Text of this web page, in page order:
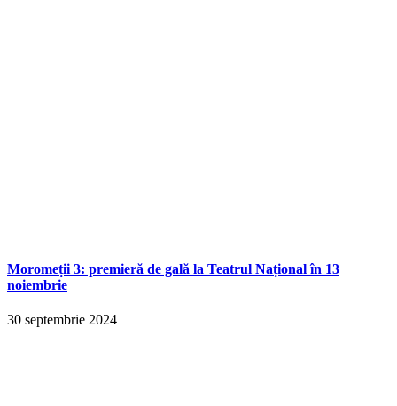
Moromeții 3: premieră de gală la Teatrul Național în 13
noiembrie
30 septembrie 2024